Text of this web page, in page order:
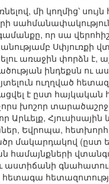
մի կողմից՝
որ սա
Սփյուռքի
առաջին փորձն է,
ինդեքսն ու
ուղղված
է ըստ հայկական
խոշոր
Արևելք,
Եվրոպա,
մակարդակով (ըստ
համայնքների
աստիճանի
հետագա